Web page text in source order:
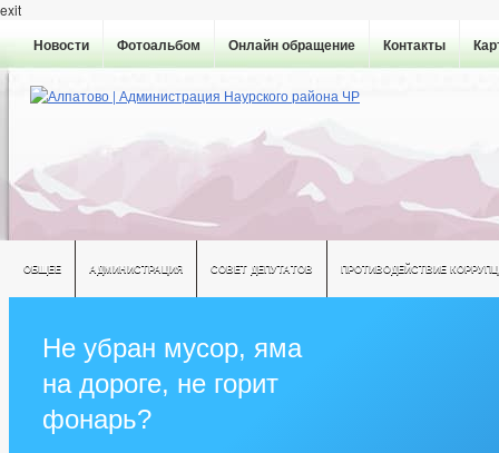
exit
Новости Фотоальбом Онлайн обращение Контакты
ОБЩЕЕ АДМИНИСТРАЦИЯ СОВЕТ ДЕПУТАТОВ ПРОТИВОДЕЙСТВИЕ
Не убран мусор, яма
на дороге, не горит
фонарь?